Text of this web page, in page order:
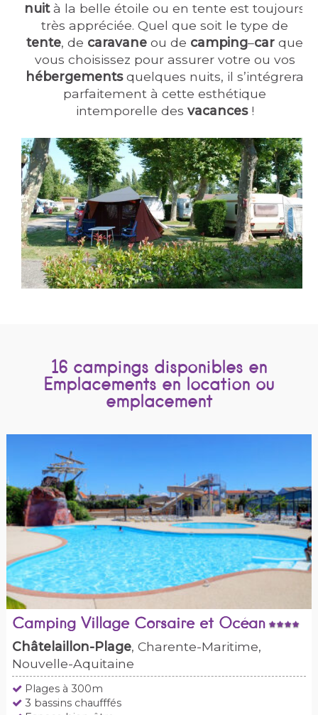
nuità la belle étoile ou en tente est toujours
très appréciée. Quel que soit le type de
tente, de caravane ou de camping–car que
vous choisissez pour assurer votre ou vos
hébergementsquelques nuits, il s’intégrera
parfaitement à cette esthétique
intemporelle des vacances!
16 campings disponibles en
Emplacements en location ou
emplacement
Camping Village Corsaire et Océan
Châtelaillon-Plage, Charente-Maritime,
Nouvelle-Aquitaine
Plages à 300m
3 bassins chaufffés